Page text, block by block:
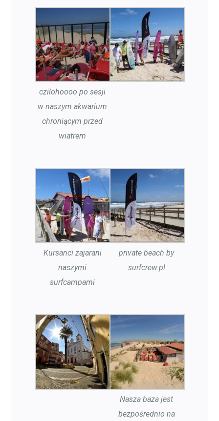
czilohoooo po sesji
w naszym akwarium
chroniącym przed
wiatrem
Kursanci zajarani
naszymi
surfcampami
private beach by
surfcrew.pl
Nasza baza jest
bezpośrednio na